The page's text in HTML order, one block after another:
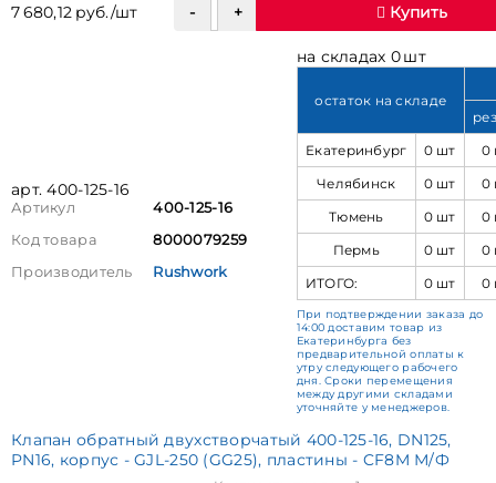
7 680,12 руб./шт Купить
арт. 400-125-16
Артикул
400-125-16
Код товара
8000079259
Производитель
Rushwork
на складах 0 шт
остаток на складе
Екатеринбург
0 шт
0
Челябинск
0 шт
0
Тюмень
0 шт
0
Пермь
0 шт
0
ИТОГО:
0 шт 0
При подтверждении заказа до
14:00 доставим товар из
Екатеринбурга без
предварительной оплаты к
утру следующего рабочего
дня. Сроки перемещения
между другими складами
уточняйте у менеджеров.
Клапан обратный двухстворчатый 400-125-16, DN125,
PN16, корпус - GJL-250 (GG25), пластины - CF8M М/Ф